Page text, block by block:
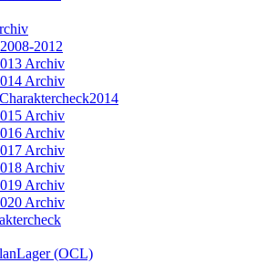
2012
Archiv
Archiv
Archiv
Archiv
Archiv
Archiv
Archiv
Archiv
(OCL)